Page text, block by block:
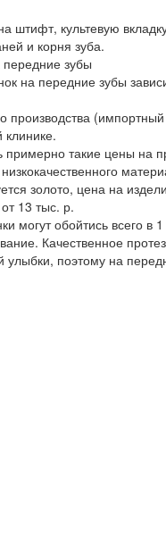
штифт, культевую
и корня зуба.
передние зубы
на передние зубы
производства
такие цены на
золото, цена на
13 тыс. р.
могут обойтись всего в
Качественное
улыбки, поэтому на